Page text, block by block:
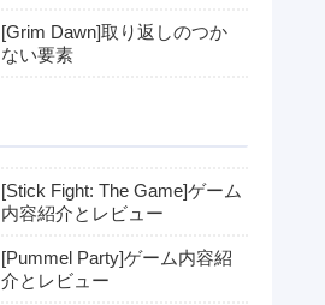
[Grim Dawn]取り返しのつか
ない要素
[Stick Fight: The Game]ゲーム
内容紹介とレビュー
[Pummel Party]ゲーム内容紹
介とレビュー